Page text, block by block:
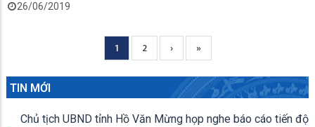
26/06/2019
Current
page
1 Page
2
Next
page
›
Trang
cuối
»
TIN MỚI
Chủ tịch UBND tỉnh Hồ Văn Mừng họp nghe báo cáo tiến độ